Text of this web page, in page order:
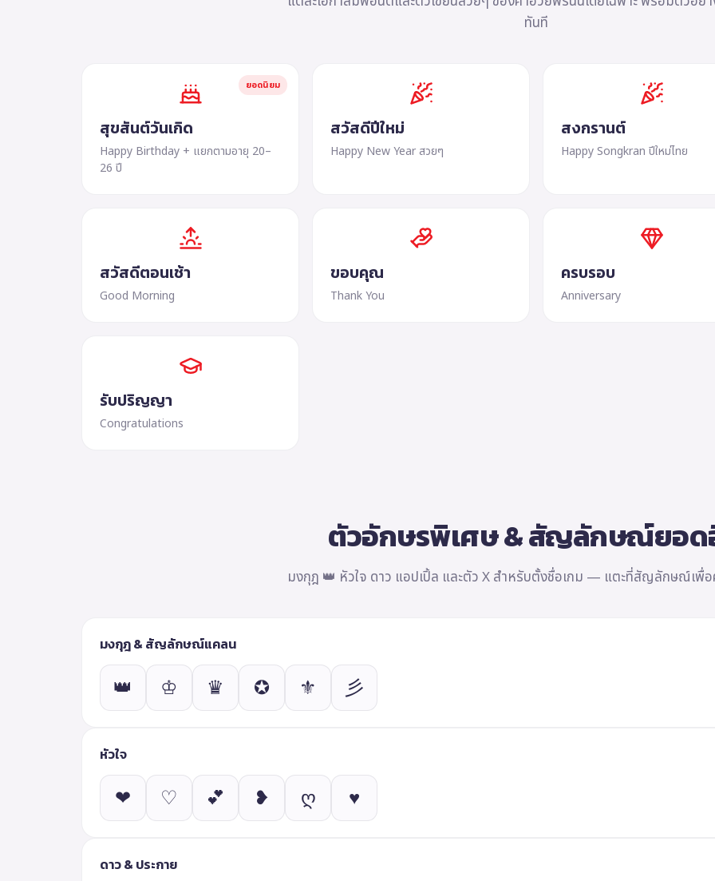
ทันที
ยอดนิยม
สุขสันต์วันเกิด
Happy Birthday + แยกตามอายุ 20–
26 ปี
สวัสดีปีใหม่
Happy New Year สวยๆ
สงกรานต์
Happy Songkran ปีใหม่ไทย
สวัสดีตอนเช้า
Good Morning
ขอบคุณ
Thank You
ครบรอบ
Anniversary
รับปริญญา
Congratulations
ตัวอักษรพิเศษ & สัญลักษณ์ยอ
มงกุฎ 👑 หัวใจ ดาว แอปเปิ้ล และตัว X สำหรับตั้งชื่อเกม — แตะที่สัญลักษณ์เพื่อ
มงกุฎ & สัญลักษณ์แคลน
👑 ♔ ♛ ✪ ⚜ 彡
หัวใจ
❤ ♡ 💕 ❥ ღ ♥
ดาว & ประกาย